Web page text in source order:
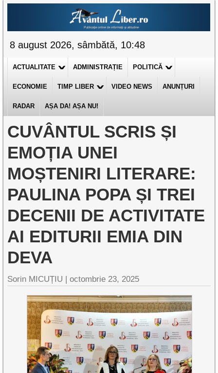
8 august 2026, sâmbătă, 10:48
ACTUALITATE ADMINISTRAȚIE POLITICĂ
ECONOMIE TIMP LIBER VIDEO NEWS ANUNȚURI
RADAR AȘA DA! AȘA NU!
CUVÂNTUL SCRIS ȘI
EMOȚIA UNEI
MOȘTENIRI LITERARE:
PAULINA POPA ȘI TREI
DECENII DE ACTIVITATE
AI EDITURII EMIA DIN
DEVA
Sorin MICUȚIU |octombrie 23, 2025